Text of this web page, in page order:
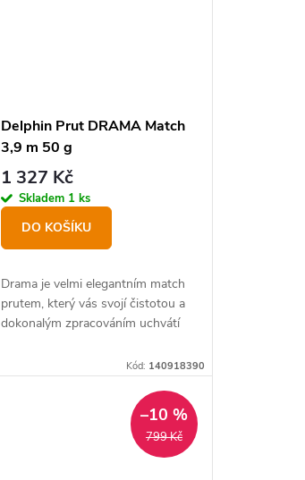
Delphin Prut DRAMA Match
3,9 m 50 g
1 327 Kč
Skladem 1 ks
DO KOŠÍKU
Drama je velmi elegantním match
prutem, který vás svojí čistotou a
dokonalým zpracováním uchvátí
Kód: 140918390
799 Kč
–10 %